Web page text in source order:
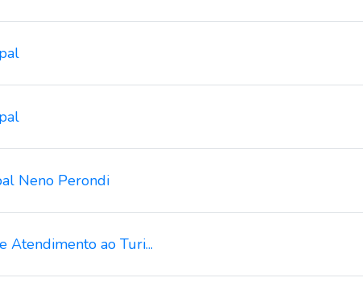
Neno Perondi
Atendimento ao Turi...